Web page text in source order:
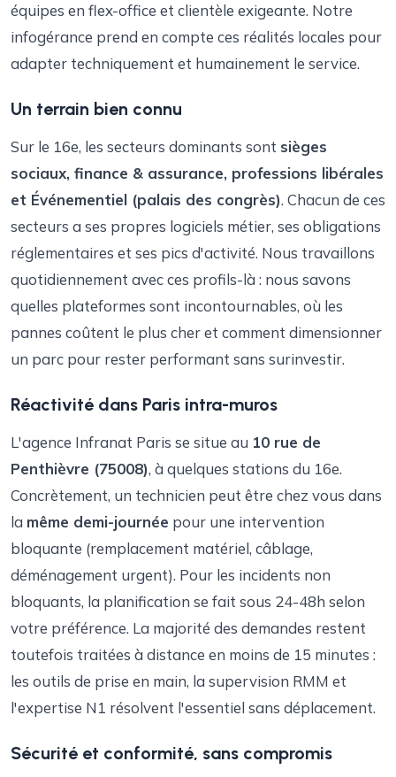
équipes en flex-office et clientèle exigeante. Notre
infogérance prend en compte ces réalités locales pour
adapter techniquement et humainement le service.
Un terrain bien connu
Sur le 16e, les secteurs dominants sont sièges
sociaux, finance & assurance, professions libérales
et Événementiel (palais des congrès). Chacun de ces
secteurs a ses propres logiciels métier, ses obligations
réglementaires et ses pics d'activité. Nous travaillons
quotidiennement avec ces profils-là : nous savons
quelles plateformes sont incontournables, où les
pannes coûtent le plus cher et comment dimensionner
un parc pour rester performant sans surinvestir.
Réactivité dans Paris intra-muros
L'agence Infranat Paris se situe au 10 rue de
Penthièvre (75008), à quelques stations du 16e.
Concrètement, un technicien peut être chez vous dans
la même demi-journée pour une intervention
bloquante (remplacement matériel, câblage,
déménagement urgent). Pour les incidents non
bloquants, la planification se fait sous 24-48h selon
votre préférence. La majorité des demandes restent
toutefois traitées à distance en moins de 15 minutes :
les outils de prise en main, la supervision RMM et
l'expertise N1 résolvent l'essentiel sans déplacement.
Sécurité et conformité, sans compromis